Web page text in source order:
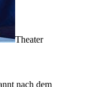
Theater
nach dem